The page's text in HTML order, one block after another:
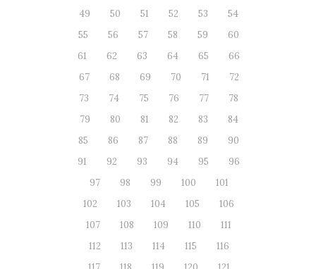
49
50 51 52 53
54
55
56 57 58 59
60
61
62 63 64 65
66
67
68 69 70 71
72
73
74 75 76 77
78
79
80 81 82 83
84
85
86 87 88 89
90
91
92 93 94 95
96
97
98 99 100
101
102
103 104 105
106
107
108 109 110
111
112
113 114 115
116